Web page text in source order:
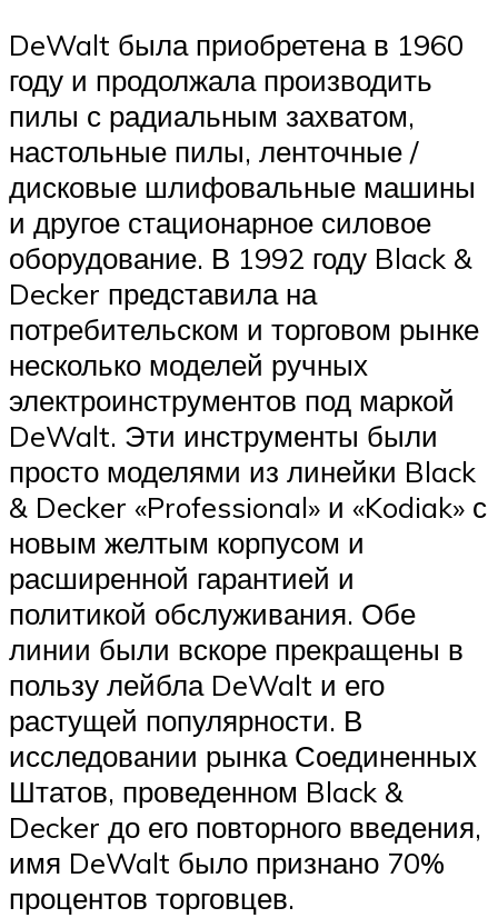
DeWalt была приобретена в 1960
году и продолжала производить
пилы с радиальным захватом,
настольные пилы, ленточные /
дисковые шлифовальные машины
и другое стационарное силовое
оборудование. В 1992 году Black &
Decker представила на
потребительском и торговом рынке
несколько моделей ручных
электроинструментов под маркой
DeWalt. Эти инструменты были
просто моделями из линейки Black
& Decker «Professional» и «Kodiak» с
новым желтым корпусом и
расширенной гарантией и
политикой обслуживания. Обе
линии были вскоре прекращены в
пользу лейбла DeWalt и его
растущей популярности. В
исследовании рынка Соединенных
Штатов, проведенном Black &
Decker до его повторного введения,
имя DeWalt было признано 70%
процентов торговцев.